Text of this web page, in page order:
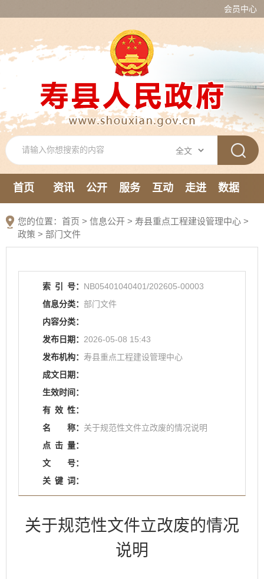
会员中心
首页 资讯 公开 服务 互动 走进
数据
您的位置： 首页 > 信息公开 > 寿县重点工程建设管理中心 >
政策 > 部门文件
索 引 号： NB05401040401/202605-00003
信息分类： 部门文件
内容分类：
发布日期： 2026-05-08 15:43
发布机构： 寿县重点工程建设管理中心
成文日期：
生效时间：
有 效 性：
名
称： 关于规范性文件立改废的情况说明
点 击 量：
文
号：
关 键 词：
关于规范性文件立改废的情况
说明